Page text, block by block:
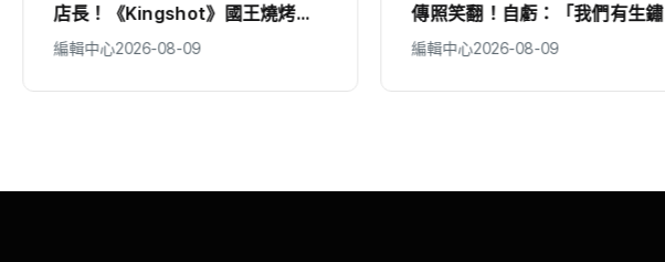
傳照笑翻！自虧：「我們有生鏽
嗎？」 30年後竟變肚子先碰肚子
編輯中心2026-08-09
餐」！展瑞笑喊：跳舞這下真成
「兒子」了！
編輯中心2026-08-09